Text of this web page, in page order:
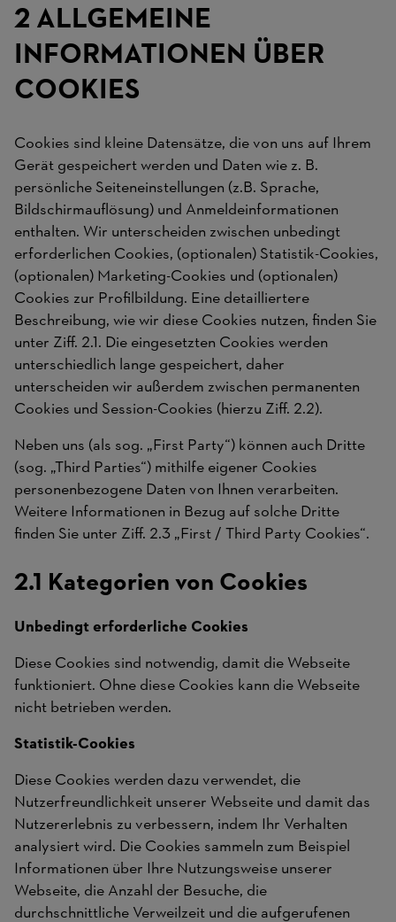
2 ALLGEMEINE
INFORMATIONEN ÜBER
COOKIES
Cookies sind kleine Datensätze, die von uns auf Ihrem
Gerät gespeichert werden und Daten wie z. B.
persönliche Seiteneinstellungen (z.B. Sprache,
Bildschirmauflösung) und Anmeldeinformationen
enthalten. Wir unterscheiden zwischen unbedingt
erforderlichen Cookies, (optionalen) Statistik-Cookies,
(optionalen) Marketing-Cookies und (optionalen)
Cookies zur Profilbildung. Eine detailliertere
Beschreibung, wie wir diese Cookies nutzen, finden Sie
unter Ziff. 2.1. Die eingesetzten Cookies werden
unterschiedlich lange gespeichert, daher
unterscheiden wir außerdem zwischen permanenten
Cookies und Session-Cookies (hierzu Ziff. 2.2).
Neben uns (als sog. „First Party“) können auch Dritte
(sog. „Third Parties“) mithilfe eigener Cookies
personenbezogene Daten von Ihnen verarbeiten.
Weitere Informationen in Bezug auf solche Dritte
finden Sie unter Ziff. 2.3 „First / Third Party Cookies“.
2.1 Kategorien von Cookies
Unbedingt erforderliche Cookies
Diese Cookies sind notwendig, damit die Webseite
funktioniert. Ohne diese Cookies kann die Webseite
nicht betrieben werden.
Statistik-Cookies
Diese Cookies werden dazu verwendet, die
Nutzerfreundlichkeit unserer Webseite und damit das
Nutzererlebnis zu verbessern, indem Ihr Verhalten
analysiert wird. Die Cookies sammeln zum Beispiel
Informationen über Ihre Nutzungsweise unserer
Webseite, die Anzahl der Besuche, die
durchschnittliche Verweilzeit und die aufgerufenen